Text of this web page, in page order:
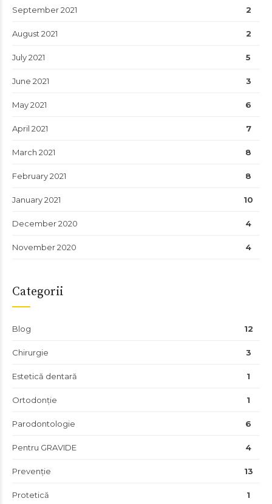
September 2021 2
August 2021 2
July 2021 5
June 2021 3
May 2021 6
April 2021 7
March 2021 8
February 2021 8
January 2021 10
December 2020 4
November 2020 4
Categorii
Blog 12
Chirurgie 3
Estetică dentară 1
Ortodonție 1
Parodontologie 6
Pentru GRAVIDE 4
Prevenție 13
Protetică 1